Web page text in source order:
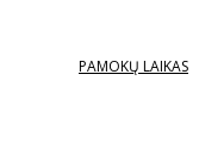
PAMOKŲ LAIKAS